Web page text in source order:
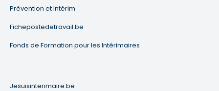
Prévention et Intérim
Fichepostedetravail.be
Fonds de Formation pour les Intérimaires
Jesuisinterimaire.be